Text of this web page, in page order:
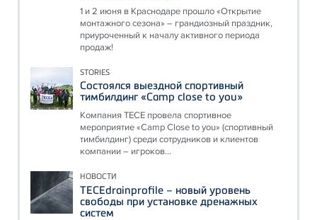
1 и 2 июня в Краснодаре прошло «Открытие
монтажного сезона» – грандиозный праздник,
приуроченный к началу активного периода
продаж!
STORIES
Состоялся выездной спортивный
тимбилдинг «Camp close to you»
Компания ТЕСЕ провела спортивное
мероприятие «Camp Close to you» (спортивный
тимбилдинг) среди сотрудников и клиентов
компании – игроков...
НОВОСТИ
TECEdrainprofile – новый уровень
свободы при установке дренажных
систем